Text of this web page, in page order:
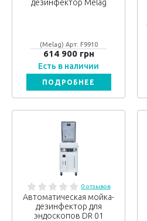
дезинфектор Melag
(Melag) Арт: F9910
614 900 грн
Есть в наличии
ПОДРОБНЕЕ
0 отзывов
Автоматическая мойка-
дезинфектор для
эндоскопов DR 01